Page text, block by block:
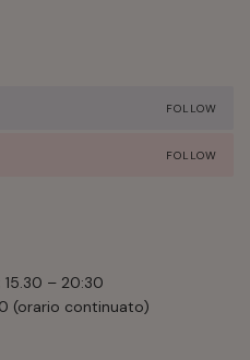
FOLLOW
FOLLOW
– 20:30
(orario continuato)